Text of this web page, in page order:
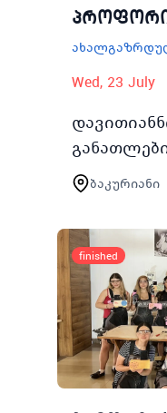
Wed, 23 July
ჩართულ ქ
სკოლის
მიმართ
ბაკურიანი
finished